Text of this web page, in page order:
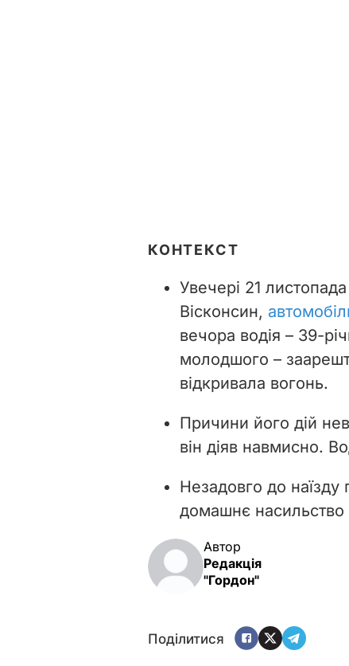
КОНТЕКСТ
Увечері 21
Вісконсин,
вечора водія – 39-
молодшого –
відкривала вогонь.
Причини його дій
він діяв навмисно.
Незадовго до
домашнє
Автор
Редакція
"Гордон"
Поділитися